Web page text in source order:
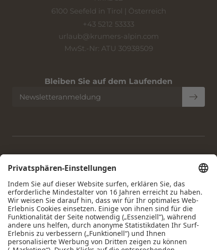
6100 Seefeld in Tirol | Österreich
+43 5212 53333
urlaub@krumers-alpin.com
MwSt.-Nr: ATU 30938509
Bleiben Sie auf dem Laufenden
Newsletteranmeldung
Home|Impressum|Datenschutz
Alpin | Albrecht Hotel GmbH
Interessante Seiten:
Hotel Seefeld Tirol| Seefeld übernachten| Restaurant
Seefeld Tirol |Hundehotel Tirol|Wellnesshotel Tirol 4 Sterne
| Day Spa Seefeld Tirol|Urlaub Seefeld Tirol |
Sehenswürdigkeiten Seefeld |Hotel in Seefeld mit Pool |
Yogahotel Tirol | Seefeld biken| Seefeld langlaufen
wandern